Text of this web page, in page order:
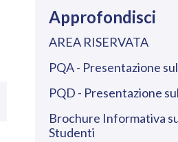
Approfondisci
AREA RISERVATA
PQA - Presentazione
PQD - Presentazione
Brochure Informativa
Studenti